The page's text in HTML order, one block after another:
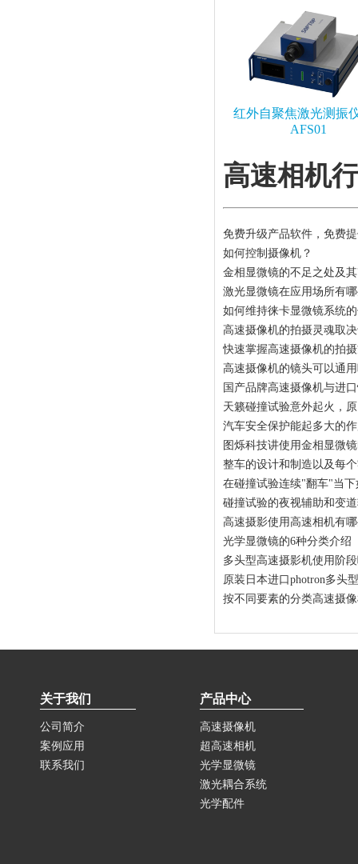
红外自聚焦激光测振
AFS01
高速相机
免费升级产品软件，免费
如何控制摄像机？
金相显微镜的不足之处及
激光显微镜在应用场所有
如何维持徕卡显微镜系统
高速摄像机的拍摄灵魂取
快速掌握高速摄像机的拍
高速摄像机的镜头可以通
国产品牌高速摄像机与进
天籁碰撞试验意外起火，
汽车安全保护能起多大的
图烁科技讲使用金相显微
整车的设计和制造以及每
在碰撞试验连续"翻车"当
碰撞试验的夜视辅助和变
高速摄影使用高速相机有
光学显微镜的6种分类介绍
多头型高速摄影机使用阶
原装日本进口photron多头
按不同要素的分类高速摄
关于我们
公司简介
案例应用
联系我们
产品中心
高速摄像机
超高速相机
光学显微镜
激光耦合系统
光学配件